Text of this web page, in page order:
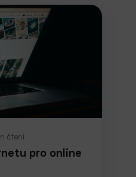
čtení
pro online